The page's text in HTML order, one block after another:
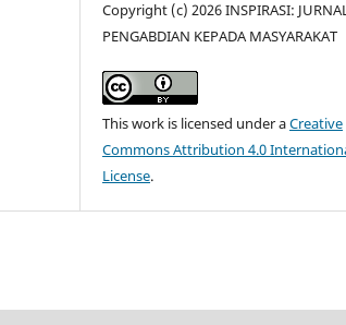
Copyright (c) 2026 INSPIRASI:
PENGABDIAN KEPADA MASYARAKAT
This work is licensed under aCreative
Commons Attribution 4.0
License.